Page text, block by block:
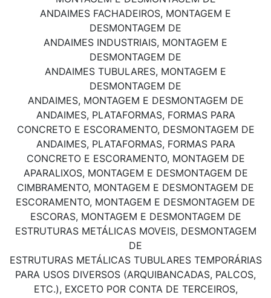
ANDAIMES FACHADEIROS, MONTAGEM E
DESMONTAGEM DE
ANDAIMES INDUSTRIAIS, MONTAGEM E
DESMONTAGEM DE
ANDAIMES TUBULARES, MONTAGEM E
DESMONTAGEM DE
ANDAIMES, MONTAGEM E DESMONTAGEM DE
ANDAIMES, PLATAFORMAS, FORMAS PARA
CONCRETO E ESCORAMENTO, DESMONTAGEM DE
ANDAIMES, PLATAFORMAS, FORMAS PARA
CONCRETO E ESCORAMENTO, MONTAGEM DE
APARALIXOS, MONTAGEM E DESMONTAGEM DE
CIMBRAMENTO, MONTAGEM E DESMONTAGEM DE
ESCORAMENTO, MONTAGEM E DESMONTAGEM DE
ESCORAS, MONTAGEM E DESMONTAGEM DE
ESTRUTURAS METÁLICAS MOVEIS, DESMONTAGEM
DE
ESTRUTURAS METÁLICAS TUBULARES TEMPORÁRIAS
PARA USOS DIVERSOS (ARQUIBANCADAS, PALCOS,
ETC.), EXCETO POR CONTA DE TERCEIROS,